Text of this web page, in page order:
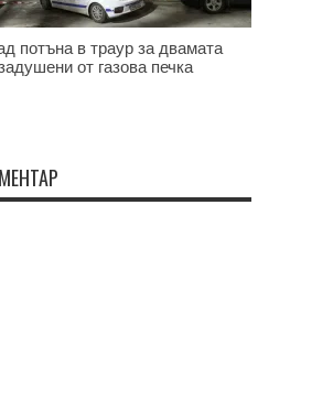
потъна в траур за двамата
от газова печка